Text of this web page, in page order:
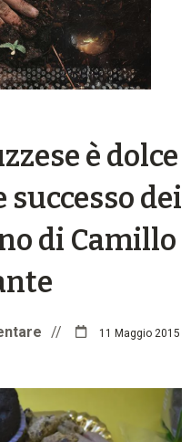
è dolce
successo dei
di Camillo
// 11 Maggio 2015